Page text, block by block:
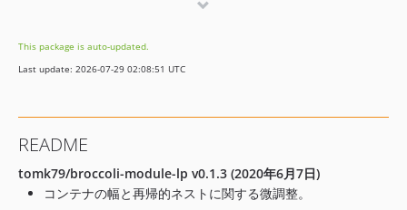
This package is auto-updated.
Last update: 2026-07-29 02:08:51 UTC
README
tomk79/broccoli-module-lp v0.1.3 (2020年6月7日)
コンテナの幅と再帰的ネストに関する微調整。